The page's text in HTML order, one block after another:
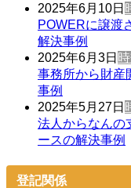
2025年6月10日
POWERに譲渡
解決事例
2025年6月3日
事務所から財産
事例
2025年5月27日
法人からなんの
ースの解決事例
登記関係